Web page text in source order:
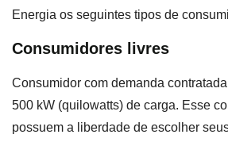
Energia os seguintes tipos de
Consumidores livres
Consumidor com demanda
500 kW (quilowatts) de carga. Esse
possuem a liberdade de escolher